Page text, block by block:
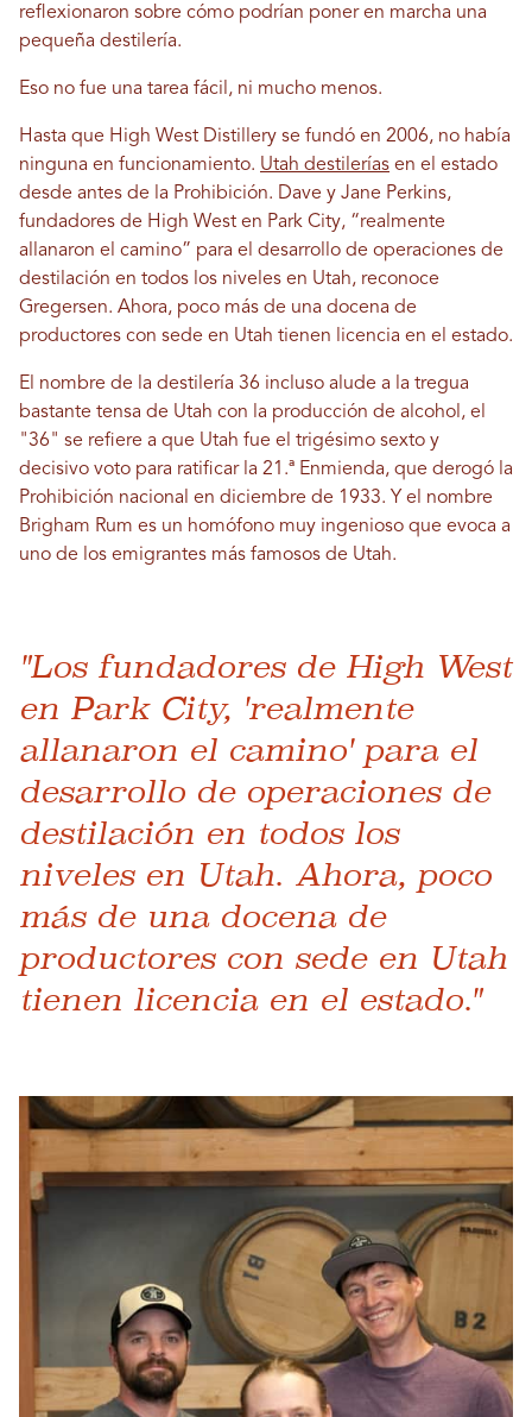
reflexionaron sobre cómo podrían poner en marcha una
pequeña destilería.
Eso no fue una tarea fácil, ni mucho menos.
Hasta que High West Distillery se fundó en 2006, no había
ninguna en funcionamiento. Utah destilerías en el estado
desde antes de la Prohibición. Dave y Jane Perkins,
fundadores de High West en Park City, “realmente
allanaron el camino” para el desarrollo de operaciones de
destilación en todos los niveles en Utah, reconoce
Gregersen. Ahora, poco más de una docena de
productores con sede en Utah tienen licencia en el estado.
El nombre de la destilería 36 incluso alude a la tregua
bastante tensa de Utah con la producción de alcohol, el
"36" se refiere a que Utah fue el trigésimo sexto y
decisivo voto para ratificar la 21.ª Enmienda, que derogó la
Prohibición nacional en diciembre de 1933. Y el nombre
Brigham Rum es un homófono muy ingenioso que evoca a
uno de los emigrantes más famosos de Utah.
"Los fundadores de High West
en Park City, 'realmente
allanaron el camino' para el
desarrollo de operaciones de
destilación en todos los
niveles en Utah. Ahora, poco
más de una docena de
productores con sede en Utah
tienen licencia en el estado."